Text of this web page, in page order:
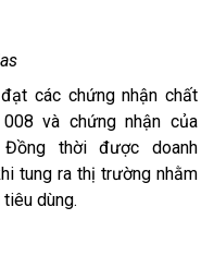
các chứng nhận chất
và chứng nhận của
Đồng thời được doanh
tung ra thị trường nhằm
dùng.